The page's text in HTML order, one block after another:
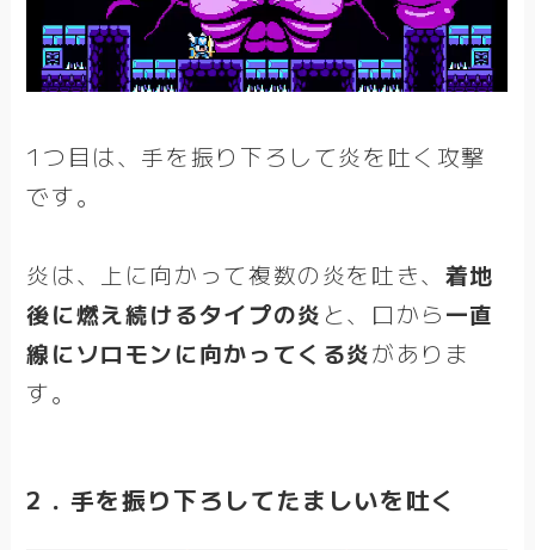
1つ目は、手を振り下ろして炎を吐く攻撃
です。
炎は、上に向かって複数の炎を吐き、 着地
後に燃え続けるタイプの炎 と、口から一直
線にソロモンに向かってくる炎がありま
す。
2．手を振り下ろしてたましいを吐く